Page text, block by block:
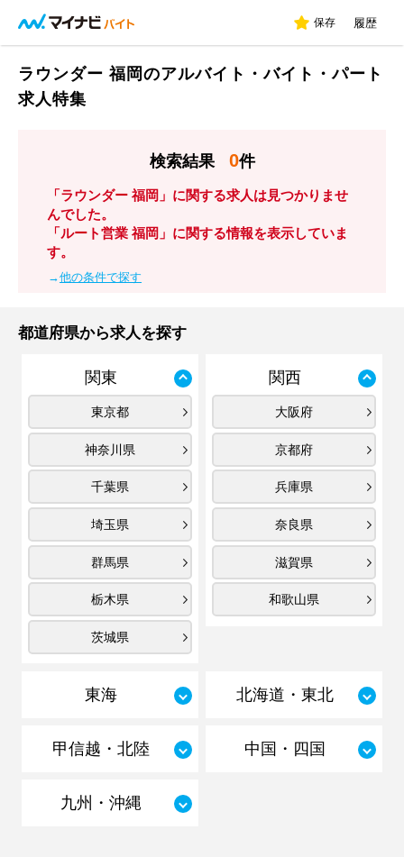
保存 履歴
ラウンダー 福岡のアルバイト・バイト・パート
求人特集
検索結果 0件
「ラウンダー 福岡」に関する求人は見つかりませ
んでした。
「ルート営業 福岡」に関する情報を表示していま
す。
→他の条件で探す
都道府県から求人を探す
関東
東京都
神奈川県
千葉県
埼玉県
群馬県
栃木県
茨城県
関西
大阪府
京都府
兵庫県
奈良県
滋賀県
和歌山県
東海 北海道・東北
甲信越・北陸 中国・四国
九州・沖縄